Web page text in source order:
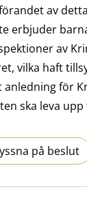
av
erbjuder
av
vilka haft
anledning för
ska leva
på beslut